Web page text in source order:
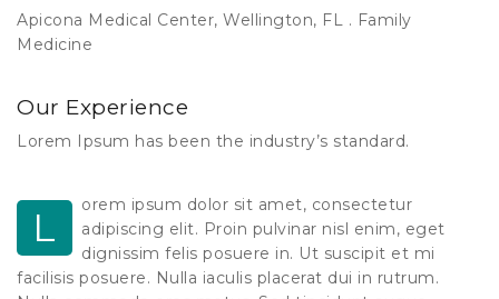
Apicona Medical Center, Wellington, FL . Family
Medicine
Our Experience
Lorem Ipsum has been the industry’s standard.
L
orem ipsum dolor sit amet, consectetur
adipiscing elit. Proin pulvinar nisl enim, eget
dignissim felis posuere in. Ut suscipit et mi
facilisis posuere. Nulla iaculis placerat dui in rutrum.